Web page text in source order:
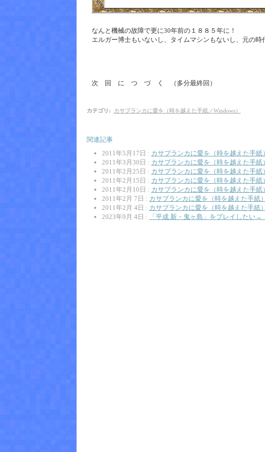
なんと機械の故障で更に30年前の１８８５年に！
エルガー博士もいないし、タイムマシンもないし、元の時
次 回 に つ づ く （多分最終回）
カテゴリ : カサブランカに愛を（時を越えた手紙／Windows）
関連記事
2011年5月17日 : カサブランカに愛を（時を越えた手
2011年3月30日 : カサブランカに愛を（時を越えた手紙
2011年2月25日 : カサブランカに愛を（時を越えた手紙
2011年2月15日 : カサブランカに愛を（時を越えた手紙
2011年2月10日 : カサブランカに愛を（時を越えた手紙
2011年2月 7日 : カサブランカに愛を（時を越えた手紙
2011年2月 4日 : カサブランカに愛を（時を越えた手紙
2023年9月 4日 :
「平成 新・鬼ヶ島」をプレイしたい